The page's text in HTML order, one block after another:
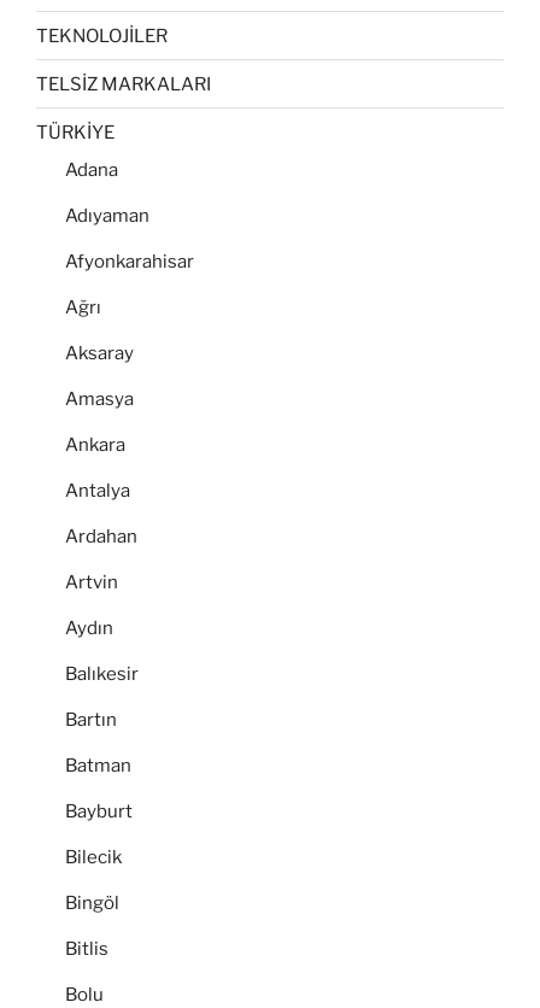
TEKNOLOJİLER
TELSİZ MARKALARI
TÜRKİYE
Adana
Adıyaman
Afyonkarahisar
Ağrı
Aksaray
Amasya
Ankara
Antalya
Ardahan
Artvin
Aydın
Balıkesir
Bartın
Batman
Bayburt
Bilecik
Bingöl
Bitlis
Bolu